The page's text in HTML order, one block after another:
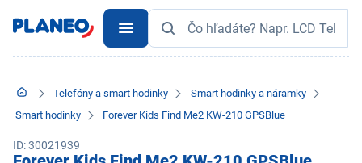
Telefóny a smart hodinky
Smart hodinky a náramky
Smart hodinky
Forever Kids Find Me2 KW-210 GPSBlue
ID: 30021939